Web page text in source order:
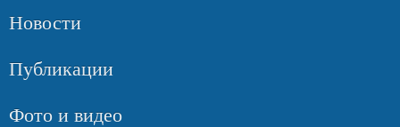
Новости
Публикации
Фото и видео